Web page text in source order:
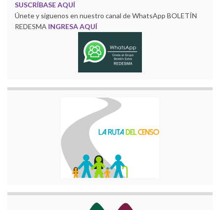
SUSCRÍBASE AQUÍ
Únete y siguenos en nuestro canal de WhatsApp BOLETÍN
REDESMA INGRESA AQUÍ